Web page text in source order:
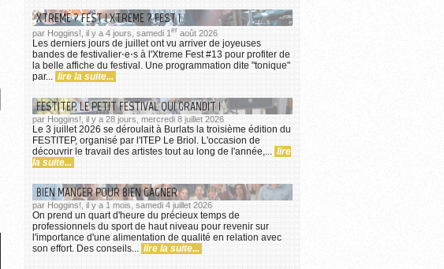
XTREME ? FEST ! XTREME ? FEST !
par Hoggins!, il y a 4 jours, samedi 1 er août 2026
Les derniers jours de juillet ont vu arriver de joyeuses
bandes de festivalier⋅e⋅s à l'Xtreme Fest #13 pour profiter de
la belle affiche du festival. Une programmation dite "tonique"
par...
lire la suite...
FESTITEP, LE PETIT FESTIVAL QUI GRANDIT !
par Hoggins!, il y a 28 jours, mercredi 8 juillet 2026
Le 3 juillet 2026 se déroulait à Burlats la troisième édition du
FESTITEP, organisé par l'ITEP Le Briol. L'occasion de
découvrir le travail des artistes tout au long de l'année,...
lire
la suite...
BIEN MANGER POUR BIEN GAGNER
par Hoggins!, il y a 1 mois, samedi 4 juillet 2026
On prend un quart d'heure du précieux temps de
professionnels du sport de haut niveau pour revenir sur
l'importance d'une alimentation de qualité en relation avec
son effort. Des conseils...
lire la suite...